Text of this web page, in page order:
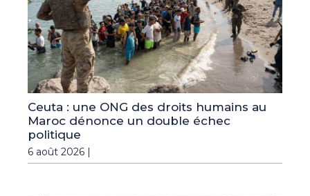
Ceuta : une ONG des droits humains au
Maroc dénonce un double échec
politique
6 août 2026 |